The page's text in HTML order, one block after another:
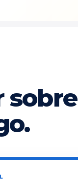
sobre